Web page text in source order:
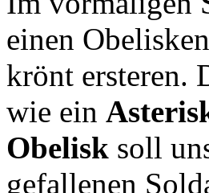
einen
krönt ersteren.
wie ein
Obelisk soll
gefallenen